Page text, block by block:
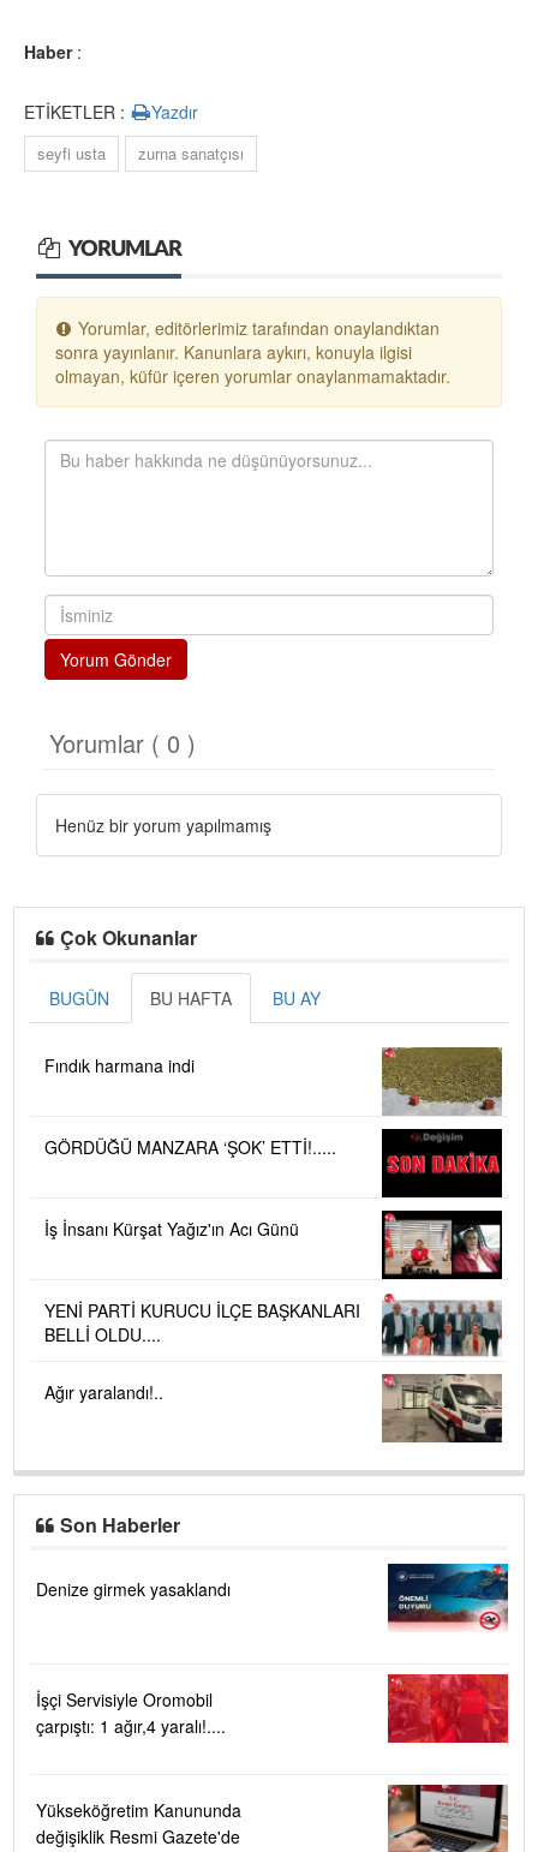
Haber:
ETİKETLER : Yazdır
seyfi usta zurna sanatçısı
YORUMLAR
Yorumlar, editörlerimiz tarafından onaylandıktan
sonra yayınlanır. Kanunlara aykırı, konuyla ilgisi
olmayan, küfür içeren yorumlar onaylanmamaktadır.
Yorum Gönder
Yorumlar ( 0 )
Henüz bir yorum yapılmamış
Çok Okunanlar
BUGÜN BU HAFTA BU AY
Fındık harmana indi
GÖRDÜĞÜ MANZARA ‘ŞOK’ ETTİ!.....
İş İnsanı Kürşat Yağız'ın Acı Günü
YENİ PARTİ KURUCU İLÇE BAŞKANLARI
BELLİ OLDU....
Ağır yaralandı!..
Son Haberler
Denize girmek yasaklandı
İşçi Servisiyle Oromobil
çarpıştı: 1 ağır,4 yaralı!....
Yükseköğretim Kanununda
değişiklik Resmi Gazete'de